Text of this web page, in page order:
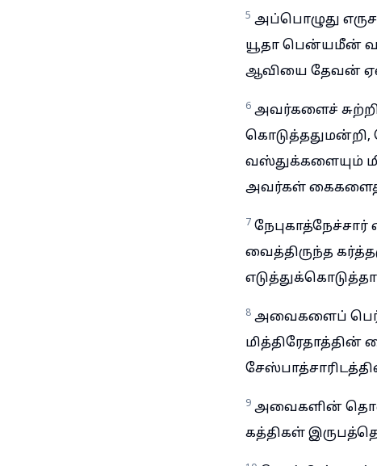
5 அப்பொழுது
யூதா பென்யமீன்
ஆவியை தேவன்
6 அவர்களைச்
வஸ்துக்களையும்
அவர்கள் கைகளைத்
7
வைத்திருந்த
8 அவைகளைப்
மித்திரேதாத்தின்
9 அவைகளின்
கத்திகள்